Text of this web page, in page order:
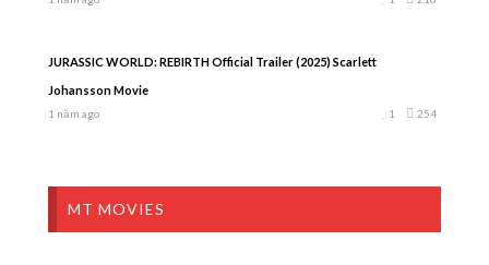
JURASSIC WORLD: REBIRTH Official Trailer (2025) Scarlett
Johansson Movie
1 năm ago 254
1
MT MOVIES